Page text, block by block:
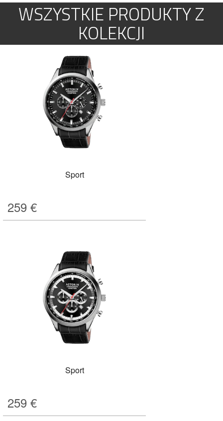
WSZYSTKIE PRODUKTY Z
KOLEKCJI
Sport
259 €
Sport
259 €